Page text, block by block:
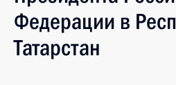
Федерации в
Татарстан